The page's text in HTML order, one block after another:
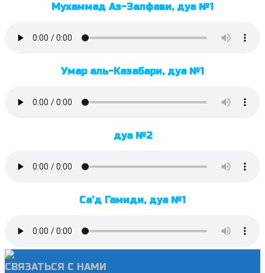
Мухаммад Аз-Залфави, дуа №1
Умар аль-Казабари, дуа №1
дуа №2
Са’д Гамиди, дуа №1
СВЯЗАТЬСЯ С НАМИ